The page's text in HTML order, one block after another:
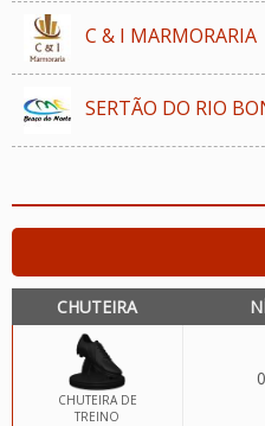
C & I MARMORARIA
SERTÃO DO RIO
CHUTEIRA
CHUTEIRA DE
TREINO